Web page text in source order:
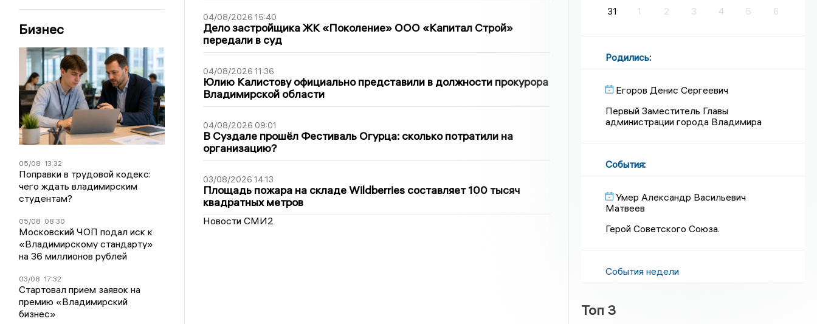
Бизнес
05/08 13:32
Поправки в трудовой кодекс:
чего ждать владимирским
студентам?
05/08 08:30
Московский ЧОП подал иск к
«Владимирскому стандарту»
на 36 миллионов рублей
03/08 17:32
Стартовал прием заявок на
премию «Владимирский
бизнес»
04/08/2026 15:40
Дело застройщика ЖК «Поколение» ООО «Капитал Строй»
передали в суд
04/08/2026 11:36
Юлию Калистову официально представили в должности прокурора
Владимирской области
04/08/2026 09:01
В Суздале прошёл Фестиваль Огурца: сколько потратили на
организацию?
03/08/2026 14:13
Площадь пожара на складе Wildberries составляет 100 тысяч
квадратных метров
Новости СМИ2
31
1 2 3 4 5 6
Родились:
Егоров Денис Сергеевич
Первый Заместитель Главы
администрации города Владимира
События:
Умер Александр Васильевич
Матвеев
Герой Советского Союза.
События недели
Топ 3